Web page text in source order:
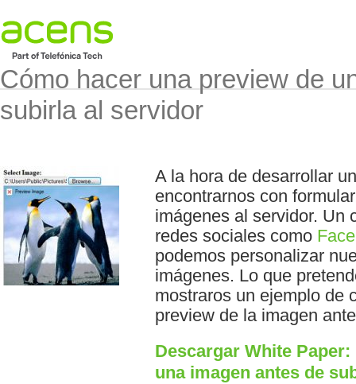
Cómo hacer una preview de
subirla al servidor
A la hora de desarrollar
encontrarnos con
imágenes al servidor. Un
redes sociales como
podemos personalizar
imágenes. Lo que
mostraros un ejemplo de
preview de la imagen
Descargar White
una imagen antes de